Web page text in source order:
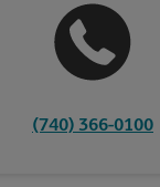
(740) 366-0100